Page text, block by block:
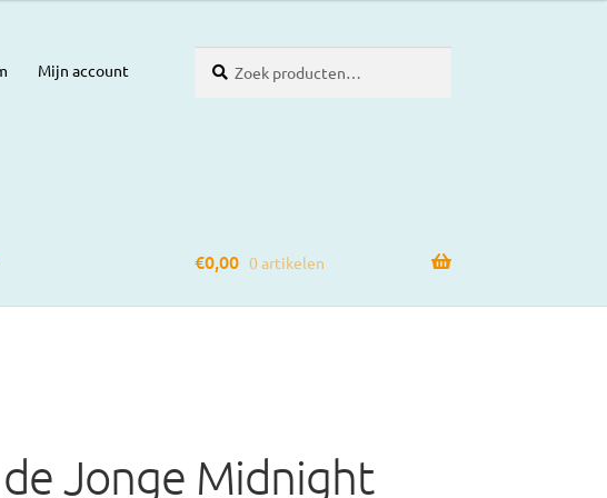
Mijn account
naar:
€0,00 0 artikelen
Jonge Midnight